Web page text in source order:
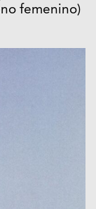
femenino)